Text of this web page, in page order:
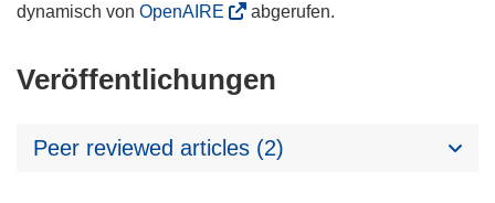
dynamisch von OpenAIRE abgerufen.
Veröffentlichungen
Peer reviewed articles (2)